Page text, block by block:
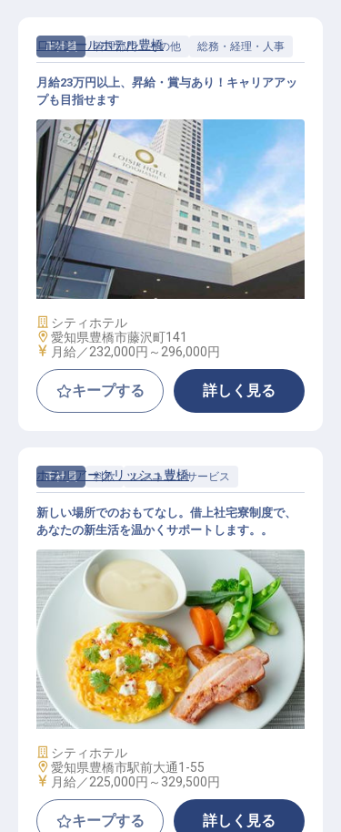
正社員 管理部門・その他 総務・経理・人事
人事
ロワジールホテル豊橋
月給23万円以上、昇給・賞与あり！キャリアアッ
プも目指せます
施設業態
シティホテル
勤務地
愛知県豊橋市藤沢町141
給与
月給／232,000円～ 296,000円
キープする 詳しく見る
正社員 料飲 レストランサービス
レストランのサービススタッフ
ホテルアークリッシュ豊橋
新しい場所でのおもてなし。借上社宅寮制度で、
あなたの新生活を温かくサポートします。。
施設業態
シティホテル
勤務地
愛知県豊橋市駅前大通1-55
給与
月給／225,000円～ 329,500円
キープする 詳しく見る